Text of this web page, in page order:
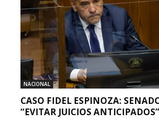
NACIONAL
CASO FIDEL ESPINOZA:
“EVITAR JUICIOS